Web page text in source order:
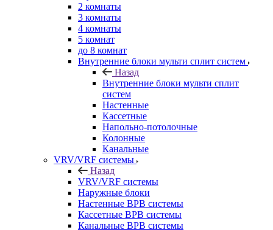
2 комнаты
3 комнаты
4 комнаты
5 комнат
до 8 комнат
Внутренние блоки мульти сплит систем
Назад
Внутренние блоки мульти сплит
систем
Настенные
Кассетные
Напольно-потолочные
Колонные
Канальные
VRV/VRF системы
Назад
VRV/VRF системы
Наружные блоки
Настенные ВРВ системы
Кассетные ВРВ системы
Канальные ВРВ системы